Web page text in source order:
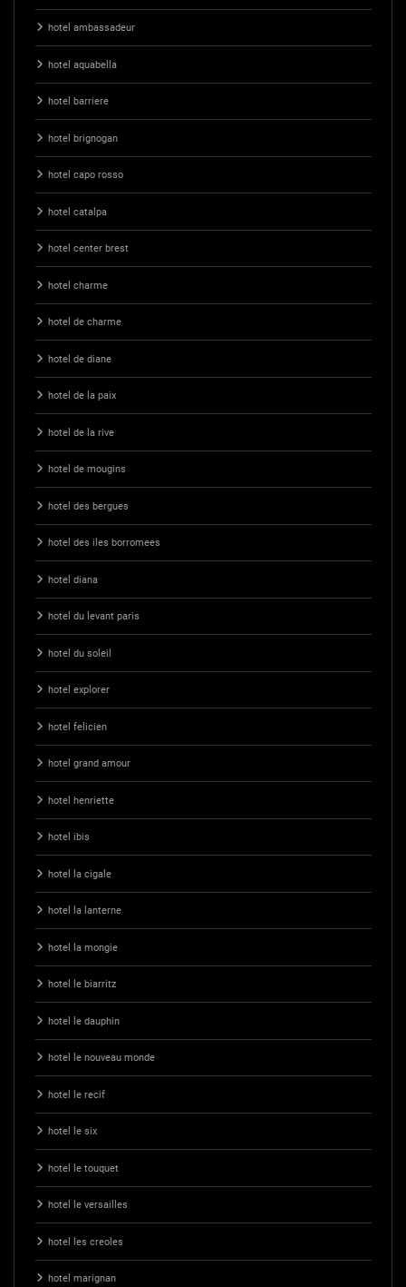
hotel ambassadeur
hotel aquabella
hotel barriere
hotel brignogan
hotel capo rosso
hotel catalpa
hotel center brest
hotel charme
hotel de charme
hotel de diane
hotel de la paix
hotel de la rive
hotel de mougins
hotel des bergues
hotel des iles borromees
hotel diana
hotel du levant paris
hotel du soleil
hotel explorer
hotel felicien
hotel grand amour
hotel henriette
hotel ibis
hotel la cigale
hotel la lanterne
hotel la mongie
hotel le biarritz
hotel le dauphin
hotel le nouveau monde
hotel le recif
hotel le six
hotel le touquet
hotel le versailles
hotel les creoles
hotel marignan